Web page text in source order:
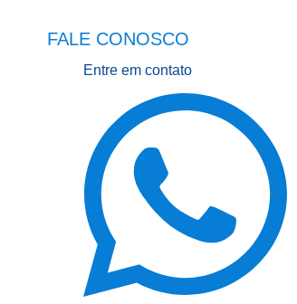
FALE CONOSCO
Entre em contato